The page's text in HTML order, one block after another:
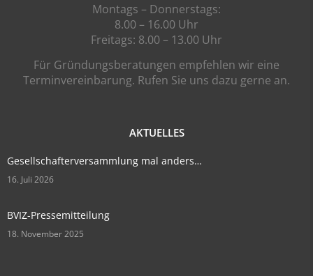
Montags – Donnerstags:
8.00 – 16.00 Uhr
Freitags: 8.00 – 13.00 Uhr
Für Gründungsberatungen empfehlen wir eine
Terminvereinbarung. Rufen Sie uns dazu gerne an.
AKTUELLES
Gesellschafterversammlung mal anders…
16. Juli 2026
BVIZ-Pressemitteilung
18. November 2025